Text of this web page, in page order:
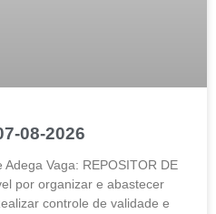
08-2026
Vaga: REPOSITOR DE
por organizar e abastecer
controle de validade e